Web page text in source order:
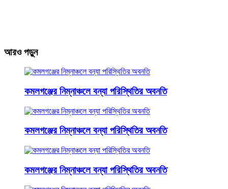
আরও পড়ুন
কমলগঞ্জের নিম্নাঞ্চলে বন্যা পরিস্থিতির অবনতি
কমলগঞ্জের নিম্নাঞ্চলে বন্যা পরিস্থিতির অবনতি
কমলগঞ্জের নিম্নাঞ্চলে বন্যা পরিস্থিতির অবনতি